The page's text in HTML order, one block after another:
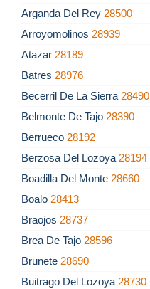
Arganda Del Rey 28500
Arroyomolinos 28939
Atazar 28189
Batres 28976
Becerril De La Sierra 28490
Belmonte De Tajo 28390
Berrueco 28192
Berzosa Del Lozoya 28194
Boadilla Del Monte 28660
Boalo 28413
Braojos 28737
Brea De Tajo 28596
Brunete 28690
Buitrago Del Lozoya 28730